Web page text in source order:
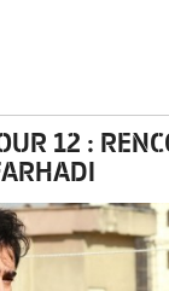
12 :